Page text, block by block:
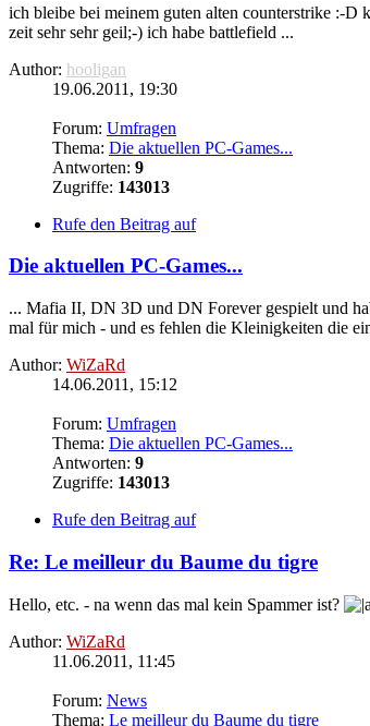
ich bleibe bei meinem guten alten counterstrike :-D
zeit sehr sehr geil;-) ich habe battlefield ...
Author: hooligan
19.06.2011, 19:30
Forum: Umfragen
Thema: Die aktuellen PC-Games...
Antworten: 9
Zugriffe: 143013
Rufe den Beitrag auf
Die aktuellen PC-Games...
... Mafia II, DN 3D und DN Forever gespielt und
mal für mich - und es fehlen die Kleinigkeiten die
Author: WiZaRd
14.06.2011, 15:12
Forum: Umfragen
Thema: Die aktuellen PC-Games...
Antworten: 9
Zugriffe: 143013
Rufe den Beitrag auf
Re: Le meilleur du Baume du tigre
Hello, etc. - na wenn das mal kein Spammer ist?
Author: WiZaRd
11.06.2011, 11:45
Forum: News
Thema: Le meilleur du Baume du tigre